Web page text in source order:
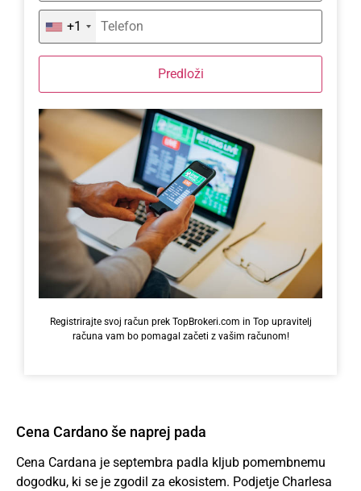
+1
Predloži
Registrirajte svoj račun prek TopBrokeri.com in Top upravitelj
računa vam bo pomagal začeti z vašim računom!
Cena Cardano še naprej pada
Cena Cardana je septembra padla kljub pomembnemu
dogodku, ki se je zgodil za ekosistem. Podjetje Charlesa